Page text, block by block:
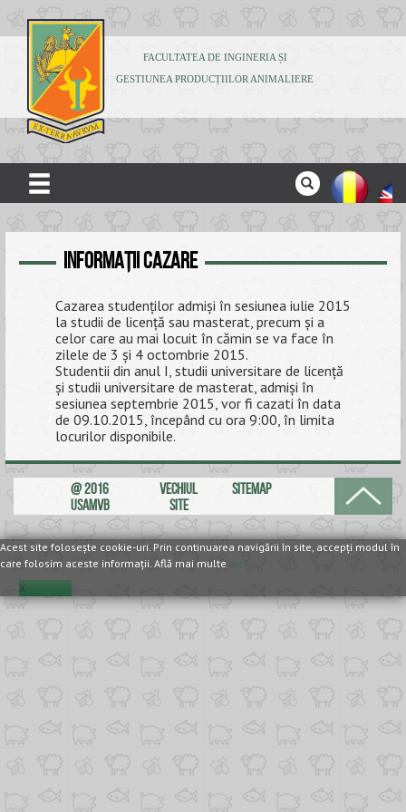
FACULTATEA DE INGINERIA ȘI
GESTIUNEA PRODUCȚIILOR ANIMALIERE
ACASĂ
DESPRE NOI
ADMITERE
STUDENȚI
CERCETARE
PUBLICAȚII
ANUNȚURI
ALUMNI
EVALUARE
CONTACT
INFORMAŢII CAZARE
Cazarea studenților admiși în sesiunea iulie 2015
la studii de licență sau masterat, precum și a
celor care au mai locuit în cămin se va face în
zilele de 3 și 4 octombrie 2015.
Studentii din anul I, studii universitare de licență
și studii universitare de masterat, admiși în
sesiunea septembrie 2015, vor fi cazati în data
de 09.10.2015, începând cu ora 9:00, în limita
locurilor disponibile.
@ 2016
USAMVB
VECHIUL
SITE
SITEMAP
Acest site foloseşte cookie-uri. Prin continuarea navigării în site, accepţi modul în
care folosim aceste informaţii. Află mai multe aici
X